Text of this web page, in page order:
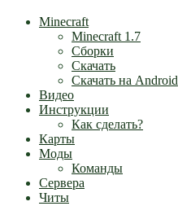
Minecraft
Minecraft 1.7
Сборки
Скачать
Скачать на Android
Видео
Инструкции
Как сделать?
Карты
Моды
Команды
Сервера
Читы